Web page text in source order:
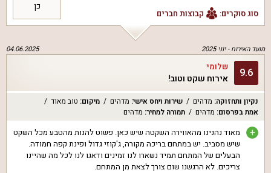
סוג סוקרים: קבוצות חברים
כן
מועד האירוח -יוני 2025 04.06.2025
9.6 שלומי
אירוח שקט וטוב!
נקיון ותחזוקה: מדהים שירות ויחס אישי: מדהים מיקום: טוב מאוד
אמת בפרסום: מדהים תמורה למחיר: מדהים
+
מאוד נהנינו מהאווירה השקטה שיש כאן. פשוט להנות מהטבע מכל השקט
שיש מסביב. יש במתחם בריכה מקורה, ג'קוזי גדול ופינת קפה חמודה.
הבעלים של המתחם תמיד נשארו לנו זמינים ודאגו לנו לכל מה שהיינו
צריכים. לא הרגשנו שום צורך לצאת מן המתחם.